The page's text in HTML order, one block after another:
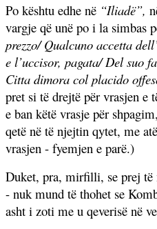
Po kështu edhe në “Iliadë”,
vargje që unë po i la simbas
prezzo/ Qualcuno accetta
e l’uccisor, pagata/ Del suo
Citta dimora col placido
pret si të drejtë për vrasjen e
e ban këtë vrasje për
qetë në të njejtin qytet, me
vrasjen - fyemjen e parë.)
Duket, pra, mirfilli, se prej
- nuk mund të thohet se
asht i zoti me u qeverisë në